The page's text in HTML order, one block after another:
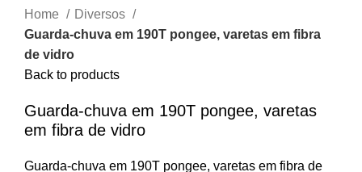
Home
Diversos
Guarda-chuva em 190T pongee, varetas em fibra
de vidro
Back to products
Guarda-chuva em 190T pongee, varetas
em fibra de vidro
Guarda-chuva em 190T pongee, varetas em fibra de